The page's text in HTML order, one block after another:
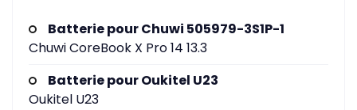
Batterie pour Chuwi 505979-3S1P-1
Chuwi CoreBook X Pro 14 13.3
Batterie pour Oukitel U23
Oukitel U23